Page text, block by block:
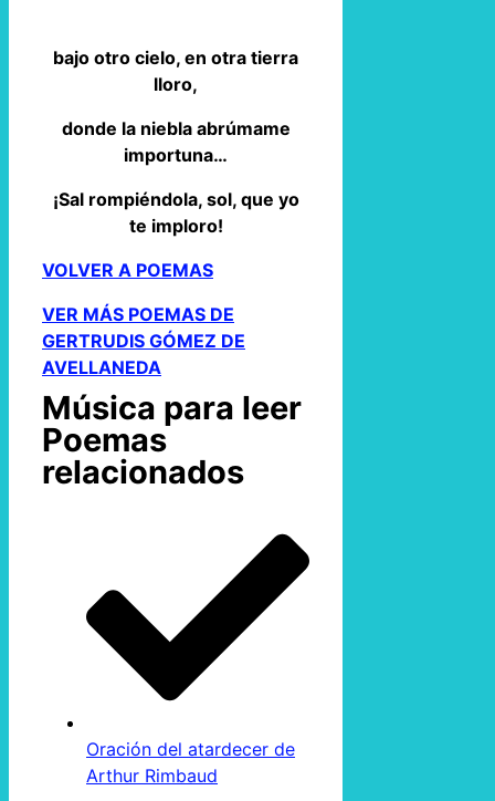
bajo otro cielo, en otra tierra
lloro,
donde la niebla abrúmame
importuna…
¡Sal rompiéndola, sol, que yo
te imploro!
VOLVER A POEMAS
VER MÁS POEMAS DE
GERTRUDIS GÓMEZ DE
AVELLANEDA
Música para leer
Poemas
relacionados
Oración del atardecer de
Arthur Rimbaud